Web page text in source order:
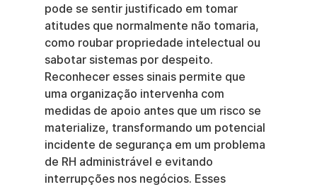
pode se sentir justificado em tomar
atitudes que normalmente não tomaria,
como roubar propriedade intelectual ou
sabotar sistemas por despeito.
Reconhecer esses sinais permite que
uma organização intervenha com
medidas de apoio antes que um risco se
materialize, transformando um potencial
incidente de segurança em um problema
de RH administrável e evitando
interrupções nos negócios. Esses